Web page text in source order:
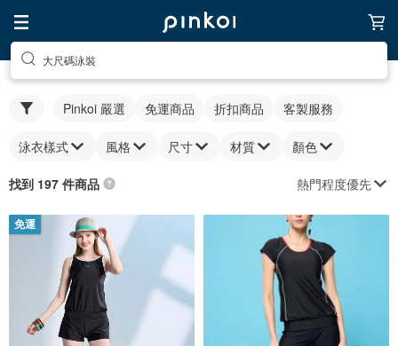
大尺碼泳裝
Pinkoi 嚴選 免運商品 折扣商品 客製服務
泳衣樣式 風格 尺寸 材質 顏色
找到 197 件商品 熱門程度優先
免運